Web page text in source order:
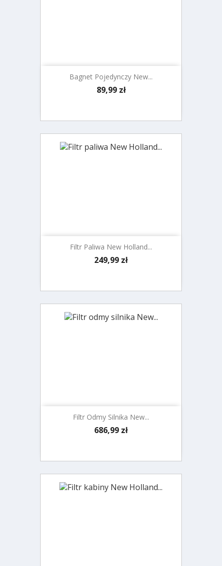
Bagnet Pojedynczy New...
Cena
89,99 zł
Filtr Paliwa New Holland...
Cena
249,99 zł
Filtr Odmy Silnika New...
Cena
686,99 zł